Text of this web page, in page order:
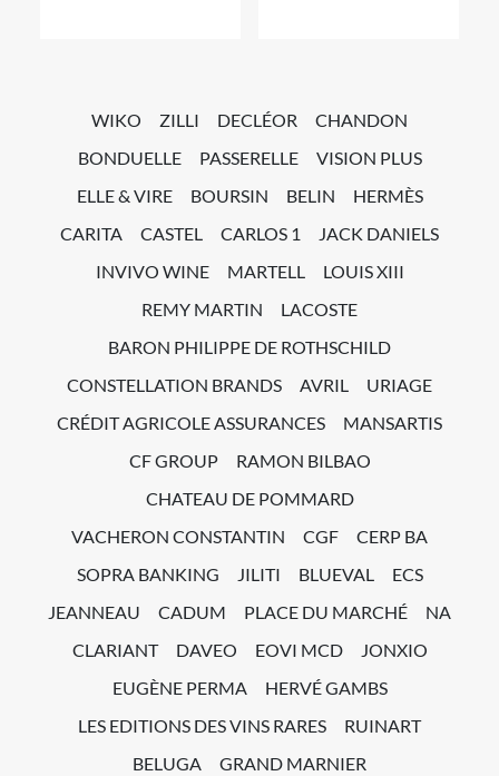
WIKO ZILLI DECLÉOR
CHANDON
BONDUELLE
PASSERELLE
VISION PLUS
ELLE & VIRE
BOURSIN BELIN
HERMÈS
CARITA
CASTEL CARLOS 1
JACK DANIELS
INVIVO WINE
MARTELL
LOUIS XIII
REMY MARTIN
LACOSTE
BARON PHILIPPE DE ROTHSCHILD
CONSTELLATION BRANDS
AVRIL
URIAGE
CRÉDIT AGRICOLE ASSURANCES
MANSARTIS
CF GROUP
RAMON BILBAO
CHATEAU DE POMMARD
VACHERON CONSTANTIN
CGF
CERP BA
SOPRA BANKING
JILITI BLUEVAL
ECS
JEANNEAU
CADUM PLACE DU MARCHÉ
NA
CLARIANT
DAVEO EOVI MCD
JONXIO
EUGÈNE PERMA
HERVÉ GAMBS
LES EDITIONS DES VINS RARES
RUINART
BELUGA
GRAND MARNIER